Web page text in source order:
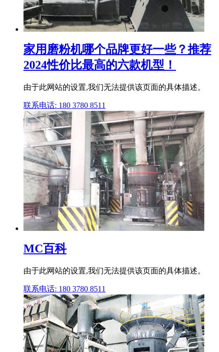
家用磨粉机哪个品牌更好一些？推荐
2024性价比最高的六款机型！
由于此网站的设置,我们无法提供该页面的具体描述。
联系电话: 180 3780 8511
MC百科
由于此网站的设置,我们无法提供该页面的具体描述。
联系电话: 180 3780 8511